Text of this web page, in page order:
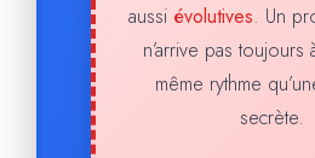
aussi évolutives. Un
n’arrive pas toujours
même rythme
secrète.